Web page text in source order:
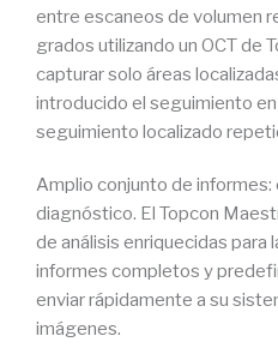
entre escaneos de volumen
grados utilizando un OCT de
capturar solo áreas
introducido el seguimiento
seguimiento localizado
Amplio conjunto de informes:
diagnóstico. El Topcon
de análisis enriquecidas para
informes completos y
enviar rápidamente a su
imágenes.